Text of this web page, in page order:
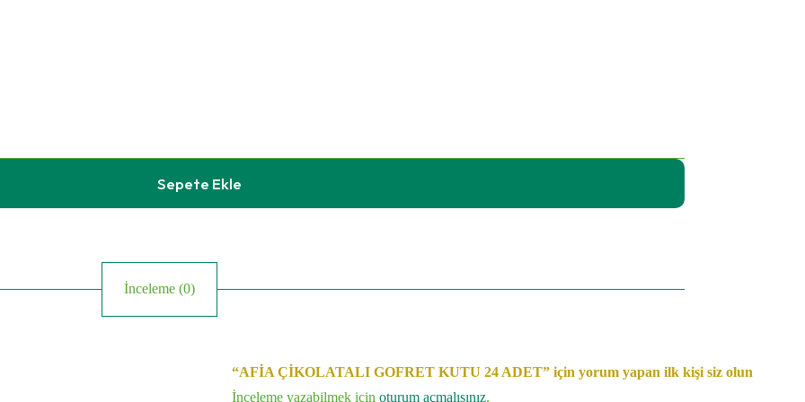
Sepete Ekle
İnceleme (0)
“AFİA ÇİKOLATALI GOFRET KUTU 24 ADET” için yorum yapan ilk kişi siz olun
İnceleme yazabilmek için oturum açmalısınız.